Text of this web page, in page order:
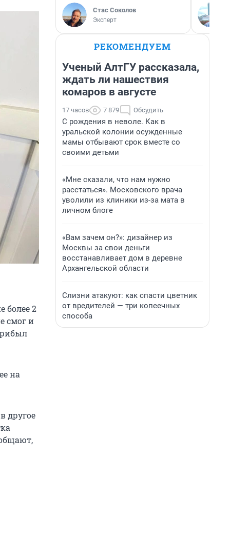
более 2
смог и
на
другое
Стас Соколов
Эксперт
РЕКОМЕНДУЕМ
Ученый АлтГУ рассказала,
ждать ли нашествия
комаров в августе
17 часов 7 879 Обсудить
С рождения в неволе. Как в
уральской колонии осужденные
мамы отбывают срок вместе со
своими детьми
«Мне сказали, что нам нужно
расстаться». Московского врача
уволили из клиники из-за мата в
личном блоге
«Вам зачем он?»: дизайнер из
Москвы за свои деньги
восстанавливает дом в деревне
Архангельской области
Слизни атакуют: как спасти цветник
от вредителей — три копеечных
способа